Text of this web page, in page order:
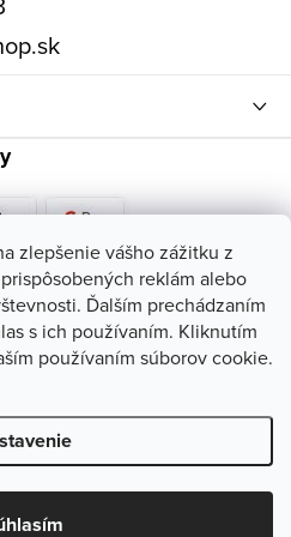
zlepšenie vášho zážitku z
reklám alebo
Ďalším prechádzaním
s ich používaním. Kliknutím
používaním súborov cookie.
. Všetky práva vyhradené.Upraviť
cookies